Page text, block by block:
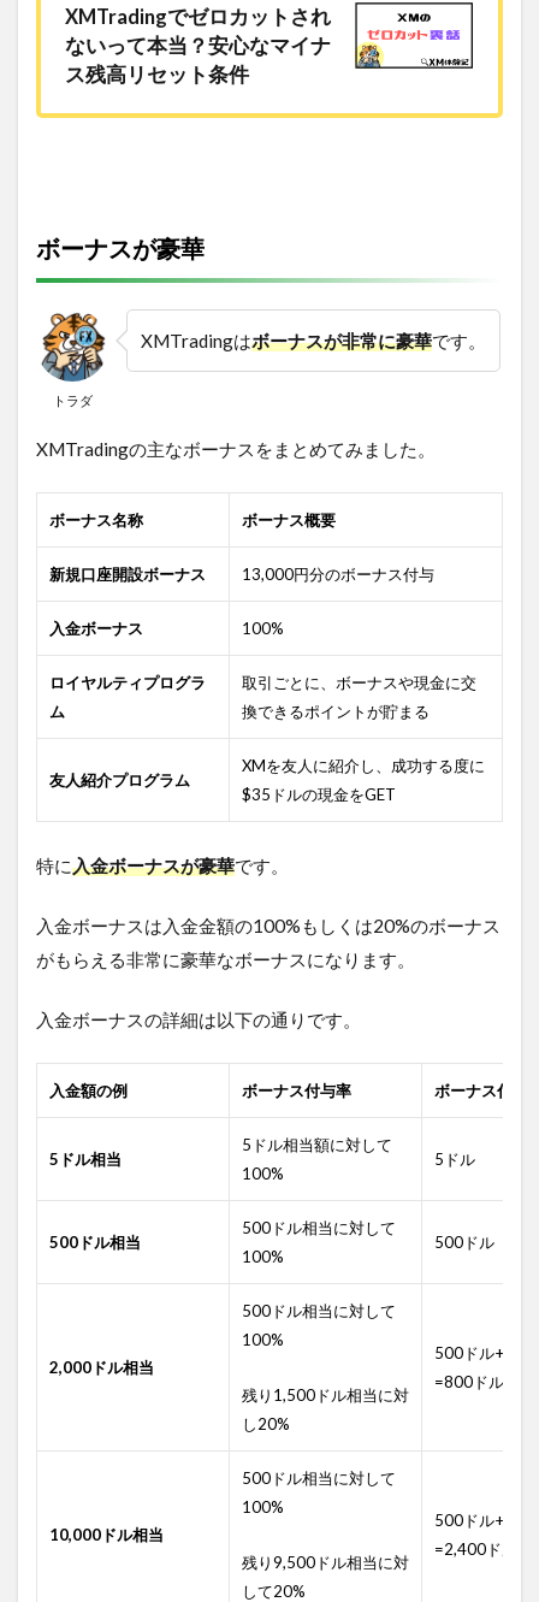
XMTradingでゼロカットされ
ないって本当？安心なマイナ
ス残高リセット条件
ボーナスが豪華
トラダ
XMTradingはボーナスが非常に豪華です。
XMTradingの主なボーナスをまとめてみました。
ボーナス名称 ボーナス概要
新規口座開設ボーナス 13,000円分のボーナス付与
入金ボーナス 100%
ロイヤルティプログラ
ム
取引ごとに、ボーナスや現金に交
換できるポイントが貯まる
友人紹介プログラム
XMを友人に紹介し、成功する度に
$35ドルの現金をGET
特に入金ボーナスが豪華です。
入金ボーナスは入金金額の100%もしくは20%のボーナス
がもらえる非常に豪華なボーナスになります。
入金ボーナスの詳細は以下の通りです。
入金額の例 ボーナス付与率 ボーナス付与
5ドル相当
5ドル相当額に対して
100%
5ドル
500ドル相当
500ドル相当に対して
100%
500ドル
2,000ドル相当
500ドル相当に対して
100%
残り1,500ドル相当に対
し20%
500ドル+300
=800ドル
10,000ドル相当
500ドル相当に対して
100%
残り9,500ドル相当に対
して20%
500ドル
=2,400ドル